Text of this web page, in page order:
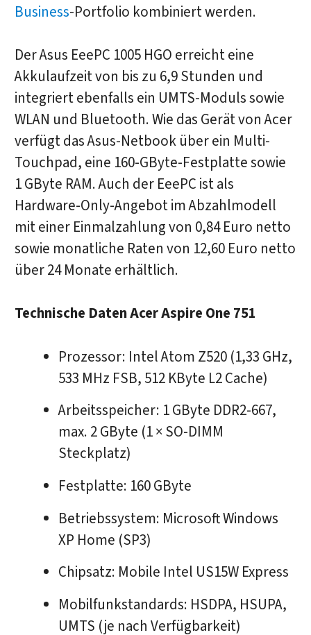
Business-Portfolio kombiniert werden.
Der Asus EeePC 1005 HGO erreicht eine
Akkulaufzeit von bis zu 6,9 Stunden und
integriert ebenfalls ein UMTS-Moduls sowie
WLAN und Bluetooth. Wie das Gerät von Acer
verfügt das Asus-Netbook über ein Multi-
Touchpad, eine 160-GByte-Festplatte sowie
1 GByte RAM. Auch der EeePC ist als
Hardware-Only-Angebot im Abzahlmodell
mit einer Einmalzahlung von 0,84 Euro netto
sowie monatliche Raten von 12,60 Euro netto
über 24 Monate erhältlich.
Technische Daten Acer Aspire One 751
Prozessor: Intel Atom Z520 (1,33 GHz,
533 MHz FSB, 512 KByte L2 Cache)
Arbeitsspeicher: 1 GByte DDR2-667,
max. 2 GByte (1 × SO-DIMM
Steckplatz)
Festplatte: 160 GByte
Betriebssystem: Microsoft Windows
XP Home (SP3)
Chipsatz: Mobile Intel US15W Express
Mobilfunkstandards: HSDPA, HSUPA,
UMTS (je nach Verfügbarkeit)